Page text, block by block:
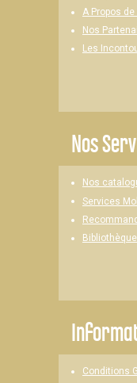
A Propos de
Nos
Les
Nos
Nos
Services
Conditions